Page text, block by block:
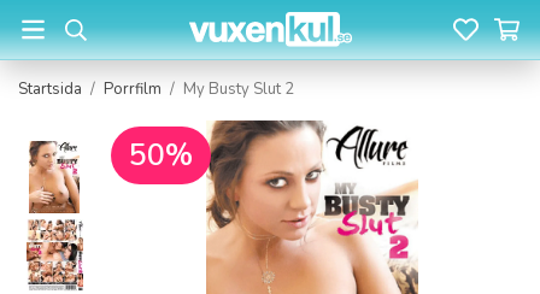
Startsida / Porrfilm / My Busty Slut 2
50%